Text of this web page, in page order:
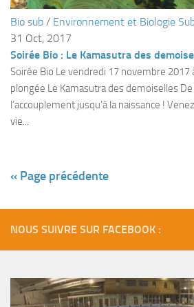
Bio sub / Environnement et Biologie
31 Oct, 2017
Soirée Bio : Le Kamasutra des
Soirée Bio Le vendredi 17 novembre 2017
plongée Le Kamasutra des demoiselles
l’accouplement jusqu’à la naissance !
vie...
« Page précédente
NOUS SUIVRE SUR FACEBOOK :